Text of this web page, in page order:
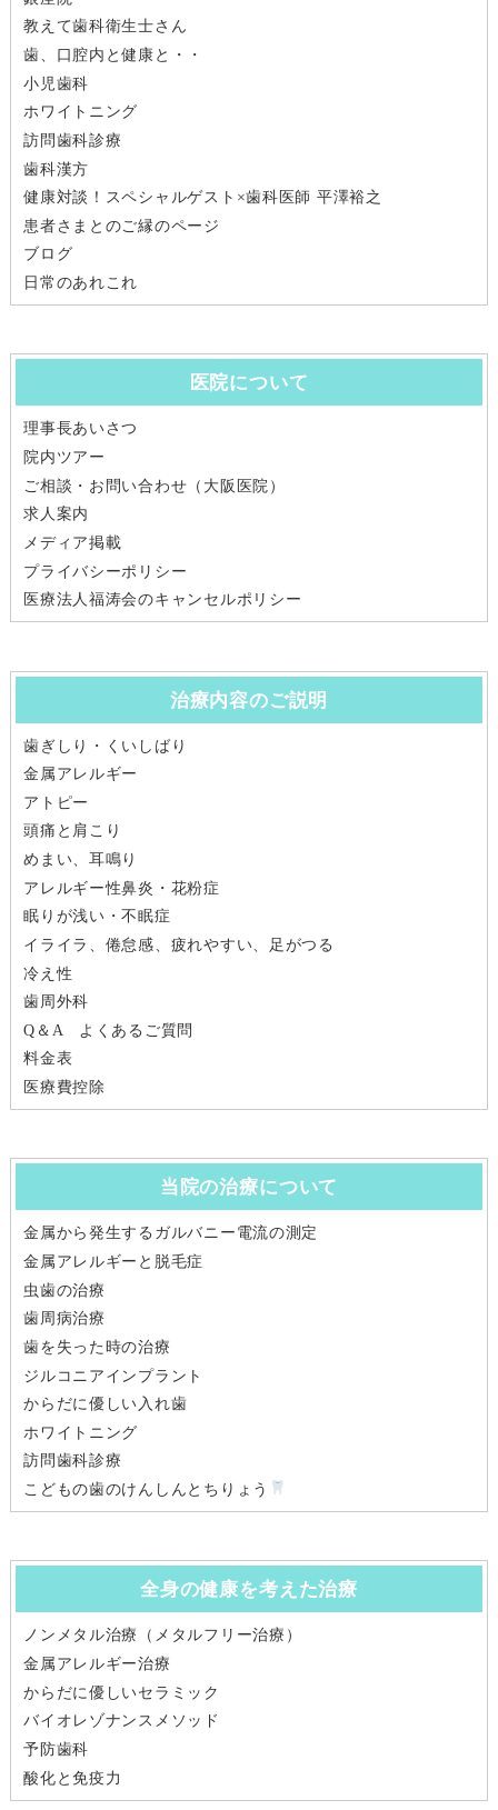
教えて歯科衛生士さん
歯、口腔内と健康と・・
小児歯科
ホワイトニング
訪問歯科診療
歯科漢方
健康対談！スペシャルゲスト×歯科医師 平澤裕之
患者さまとのご縁のページ
ブログ
日常のあれこれ
医院について
理事長あいさつ
院内ツアー
ご相談・お問い合わせ（大阪医院）
求人案内
メディア掲載
プライバシーポリシー
医療法人福涛会のキャンセルポリシー
治療内容のご説明
歯ぎしり・くいしばり
金属アレルギー
アトピー
頭痛と肩こり
めまい、耳鳴り
アレルギー性鼻炎・花粉症
眠りが浅い・不眠症
イライラ、倦怠感、疲れやすい、足がつる
冷え性
歯周外科
Q＆A よくあるご質問
料金表
医療費控除
当院の治療について
金属から発生するガルバニー電流の測定
金属アレルギーと脱毛症
虫歯の治療
歯周病治療
歯を失った時の治療
ジルコニアインプラント
からだに優しい入れ歯
ホワイトニング
訪問歯科診療
こどもの歯のけんしんとちりょう
全身の健康を考えた治療
ノンメタル治療（メタルフリー治療）
金属アレルギー治療
からだに優しいセラミック
バイオレゾナンスメソッド
予防歯科
酸化と免疫力